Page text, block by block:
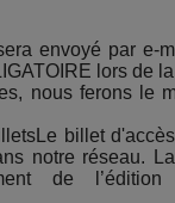
envoyé par e-
lors de
nous ferons le
billet
notre réseau.
de